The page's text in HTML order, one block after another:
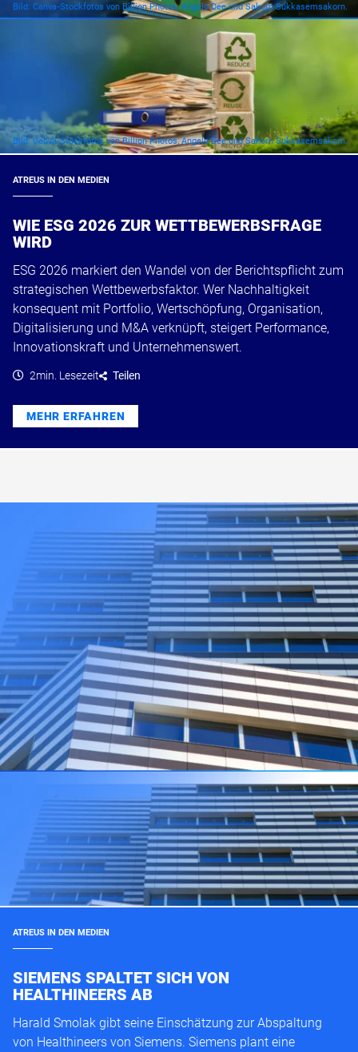
Bild: Canva‑Stockfotos von Billion Photos, Angelo Dee und Sakorn Sukkasemsakorn.
Bild: Canva‑Stockfotos von Billion Photos, Angelo Dee und Sakorn Sukkasemsakorn.
ATREUS IN DEN MEDIEN
WIE ESG 2026 ZUR WETTBEWERBSFRAGE
WIRD
ESG 2026 markiert den Wandel von der Berichtspflicht zum
strategischen Wettbewerbsfaktor. Wer Nachhaltigkeit
konsequent mit Portfolio, Wertschöpfung, Organisation,
Digitalisierung und M&A verknüpft, steigert Performance,
Innovationskraft und Unternehmenswert.
2min. Lesezeit Teilen
MEHR ERFAHREN
ATREUS IN DEN MEDIEN
SIEMENS SPALTET SICH VON
HEALTHINEERS AB
Harald Smolak gibt seine Einschätzung zur Abspaltung
von Healthineers von Siemens. Siemens plant eine